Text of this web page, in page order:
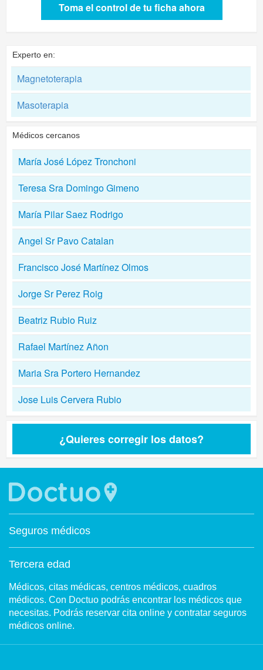
Toma el control de tu ficha ahora
Experto en:
Magnetoterapia
Masoterapia
Médicos cercanos
María José López Tronchoni
Teresa Sra Domingo Gimeno
María Pilar Saez Rodrigo
Angel Sr Pavo Catalan
Francisco José Martínez Olmos
Jorge Sr Perez Roig
Beatriz Rubio Ruiz
Rafael Martínez Añon
Maria Sra Portero Hernandez
Jose Luis Cervera Rubio
¿Quieres corregir los datos?
Seguros médicos
Tercera edad
Médicos, citas médicas, centros médicos, cuadros
médicos. Con Doctuo podrás encontrar los médicos que
necesitas. Podrás reservar cita online y contratar seguros
médicos online.